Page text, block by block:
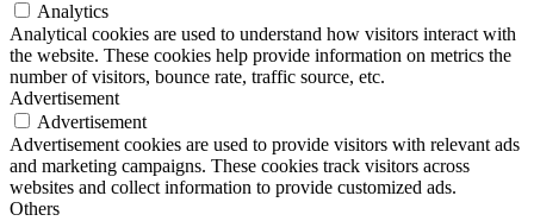
Analytics
Analytical cookies are used to understand how visitors interact with
the website. These cookies help provide information on metrics the
number of visitors, bounce rate, traffic source, etc.
Advertisement
Advertisement
Advertisement cookies are used to provide visitors with relevant ads
and marketing campaigns. These cookies track visitors across
websites and collect information to provide customized ads.
Others